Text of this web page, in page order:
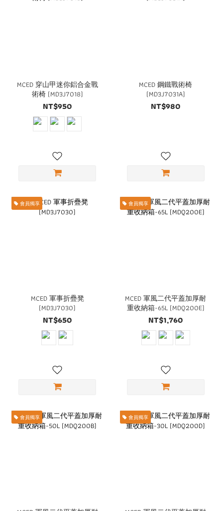
MCED 穿山甲迷你鋁合金戰
術椅 (MD3J7018)
NT$950
MCED 鋼鐵戰術椅
(MD3J7031A)
NT$980
會員獨享
MCED 軍事折疊凳
(MD3J7030)
NT$650
會員獨享
MCED 軍風二代平蓋加厚耐
重收納箱-65L (MDQ200E)
NT$1,760
會員獨享 會員獨享